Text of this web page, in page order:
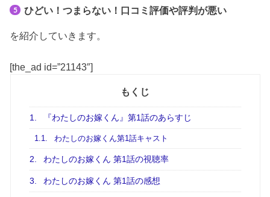
ひどい！つまらない！口コミ評価や評判が悪い
を紹介していきます。
[the_ad id=”21143″]
もくじ
1. 『わたしのお嫁くん』第1話のあらすじ
1.1. わたしのお嫁くん第1話キャスト
2. わたしのお嫁くん 第1話の視聴率
3. わたしのお嫁くん 第1話の感想